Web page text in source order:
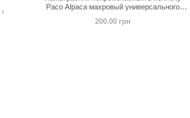
Paco Alpaca махровый универсального
200.00 грн
1